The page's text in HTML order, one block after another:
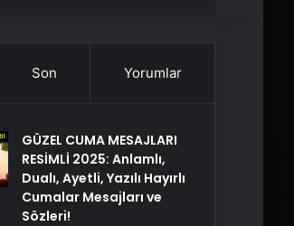
Son Yorumlar
GÜZEL CUMA MESAJLARI
RESİMLİ 2025: Anlamlı,
Dualı, Ayetli, Yazılı Hayırlı
Cumalar Mesajları ve
Sözleri!